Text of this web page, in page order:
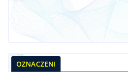
OZNACZENI